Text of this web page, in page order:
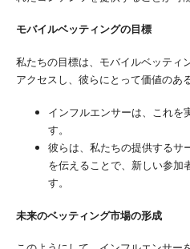
モバイルベッティングの目標
私たちの目標は、モバイルベッティ
アクセスし、彼らにとって価値のあ
インフルエンサーは、これを
す。
彼らは、私たちの提供するサ
を伝えることで、新しい参加
す。
未来のベッティング市場の形成